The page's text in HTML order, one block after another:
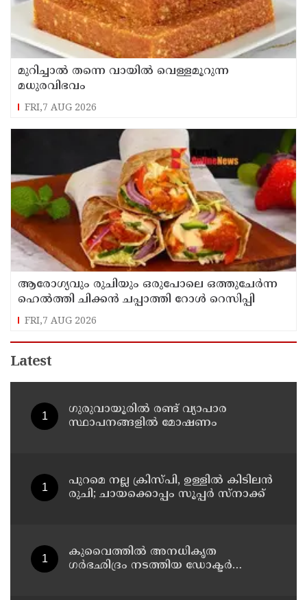
മുറിച്ചാൽ തന്നെ വായിൽ വെള്ളമൂറുന്ന
മധുരവിഭവം
FRI,7 AUG 2026
ആരോഗ്യവും രുചിയും ഒരുപോലെ ഒത്തുചേർന്ന
ഹെൽത്തി ചിക്കൻ ചപ്പാത്തി റോൾ റെസിപ്പി
FRI,7 AUG 2026
Latest
ഗുരുവായൂരിൽ രണ്ട് വ്യാപാര
സ്ഥാപനങ്ങളിൽ മോഷണം
പുറമെ നല്ല ക്രിസ്പി, ഉള്ളിൽ കിടിലൻ
രുചി; ചായക്കൊപ്പം സൂപ്പർ സ്നാക്ക്
കുവൈത്തില്‍ അനധികൃത
ഗര്‍ഭഛിദ്രം നടത്തിയ ഡോക്ടര്‍